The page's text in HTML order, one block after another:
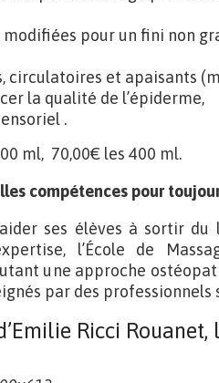
modifiées pour un fini non
circulatoires et apaisants
la qualité de l’épiderme,
.
ml, 70,00€ les 400 ml.
compétences pour
ses élèves à sortir
l’École de
une approche
par des
Ricci